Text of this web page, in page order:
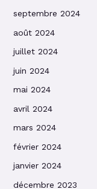
septembre 2024
août 2024
juillet 2024
juin 2024
mai 2024
avril 2024
mars 2024
février 2024
janvier 2024
décembre 2023